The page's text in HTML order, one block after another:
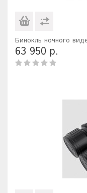
Бинокль ночного
63 950 р.